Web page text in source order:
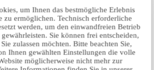
um Ihnen das bestmögliche Erlebnis
zu ermöglichen. Technisch erforderliche
werden, um den einwandfreien Betrieb
gewährleisten. Sie können frei entscheiden,
zulassen möchten. Bitte beachten Sie,
Ihnen gewählten Einstellungen die volle
möglicherweise nicht mehr zur